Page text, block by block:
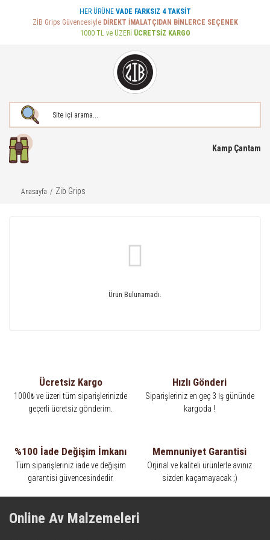
HER ÜRÜNE VADE FARKSIZ 4 TAKSİT
ZİB Grips Güvencesiyle DİREKT İMALATÇIDAN BİNLERCE SEÇENEK
1000 TL ve ÜZERİ ÜCRETSİZ KARGO
Kamp Çantam
Anasayfa Zib Grips
Ürün Bulunamadı.
Ücretsiz Kargo
1000₺ ve üzeri tüm siparişlerinizde
geçerli ücretsiz gönderim.
Hızlı Gönderi
Siparişleriniz en geç 3 İş gününde
kargoda !
%100 İade Değişim İmkanı
Tüm siparişleriniz iade ve değişim
garantisi güvencesindedir.
Memnuniyet Garantisi
Orjinal ve kaliteli ürünlerle avınız
sizden kaçamayacak ;)
Online Av Malzemeleri